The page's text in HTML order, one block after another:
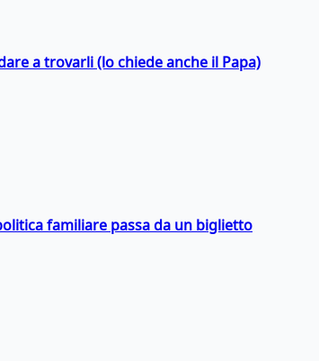
a trovarli (lo chiede anche il Papa)
familiare passa da un biglietto